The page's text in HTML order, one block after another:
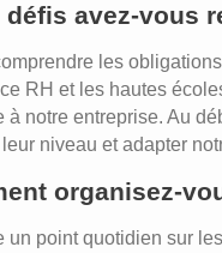
avez-vous
les
RH et les hautes
à notre entreprise. Au
niveau et adapter
organisez-
un point quotidien sur